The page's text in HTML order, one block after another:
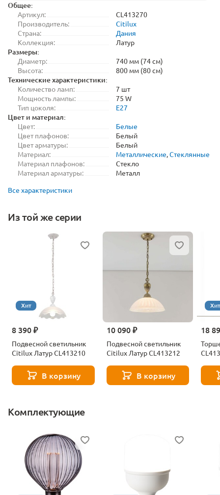
Общее:
Артикул:
CL413270
Производитель:
Citilux
Страна:
Дания
Коллекция:
Латур
Размеры:
Диаметр:
740 мм (74 см)
Высота:
800 мм (80 см)
Технические характеристики:
Количество ламп:
7 шт
Мощность лампы:
75 W
Тип цоколя:
E27
Цвет и материал:
Цвет:
Белые
Цвет плафонов:
Белый
Цвет арматуры:
Белый
Материал:
Металлические,Стеклянные
Материал плафонов:
Стекло
Материал арматуры:
Металл
Все характеристики
Из той же серии
Хит
8 390 ₽
Подвесной светильник
Citilux Латур CL413210
В корзину
10 090 ₽
Подвесной светильник
Citilux Латур CL413212
В корзину
Хит
18
Комплектующие